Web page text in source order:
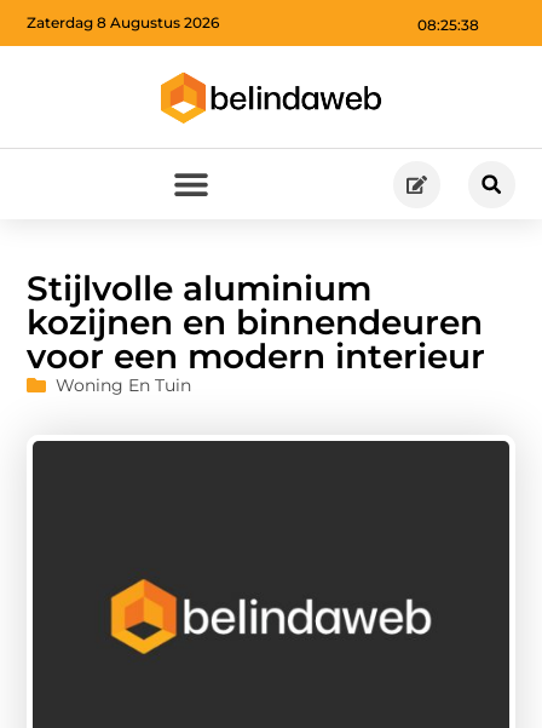
08:25:39
Zaterdag 8 Augustus 2026
Stijlvolle aluminium
kozijnen en binnendeuren
voor een modern interieur
Woning En Tuin